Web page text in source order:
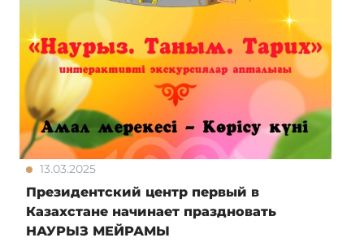
Адалдық алаңы
Версия для слабовидящих
13.03.2025
Президентский центр первый в
Казахстане начинает праздновать
НАУРЫЗ МЕЙРАМЫ